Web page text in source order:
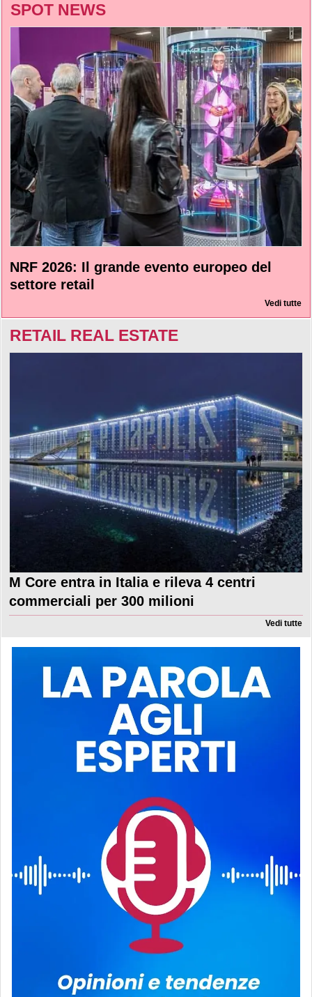
SPOT NEWS
NRF 2026: Il grande evento europeo del
settore retail
Vedi tutte
RETAIL REAL ESTATE
M Core entra in Italia e rileva 4 centri
commerciali per 300 milioni
Vedi tutte